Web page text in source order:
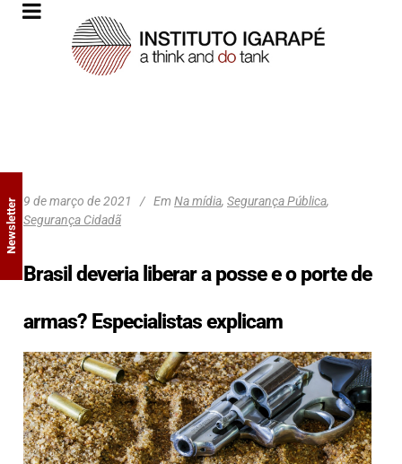
9 de março de 2021 Em Na mídia, Segurança Pública,
Segurança Cidadã
Brasil deveria liberar a posse e o porte de
armas? Especialistas explicam
Newsletter